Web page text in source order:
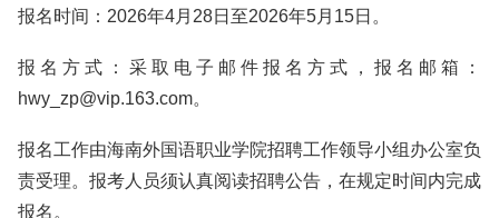
报名时间：2026年4月28日至2026年5月15日。
报名方式：采取电子邮件报名方式，报名邮箱：
hwy_zp@vip.163.com。
报名工作由海南外国语职业学院招聘工作领导小组办公室负
责受理。报考人员须认真阅读招聘公告，在规定时间内完成
报名。